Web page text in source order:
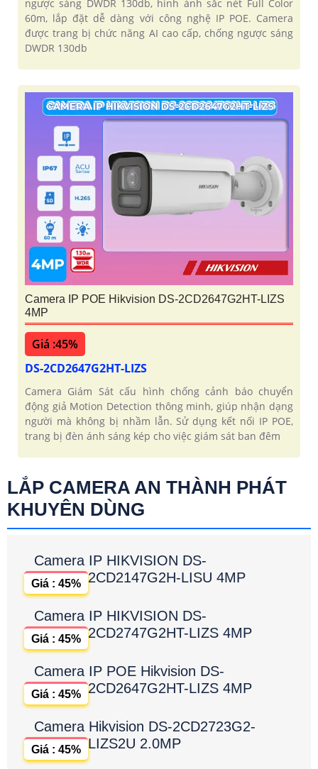
ngược sáng DWDR 130db, hình ảnh sắc nét Full Color
60m, lắp đặt dễ dàng với công nghệ IP POE. Camera
được trang bị chức năng AI cao cấp, chống ngược sáng
DWDR 130db
Camera IP POE Hikvision DS-2CD2647G2HT-LIZS
4MP
Giá :45%
DS-2CD2647G2HT-LIZS
Camera Giám Sát cấu hình chống cảnh báo chuyển
động giả Motion Detection thông minh, giúp nhận dạng
người mà không bị nhầm lẫn. Sử dụng kết nối IP POE,
trang bị đèn ánh sáng kép cho việc giám sát ban đêm
LẮP CAMERA AN THÀNH PHÁT
KHUYÊN DÙNG
Camera IP HIKVISION DS-
2CD2147G2H-LISU 4MP
Giá : 45%
Camera IP HIKVISION DS-
2CD2747G2HT-LIZS 4MP
Giá : 45%
Camera IP POE Hikvision DS-
2CD2647G2HT-LIZS 4MP
Giá : 45%
Camera Hikvision DS-2CD2723G2-
LIZS2U 2.0MP
Giá : 45%